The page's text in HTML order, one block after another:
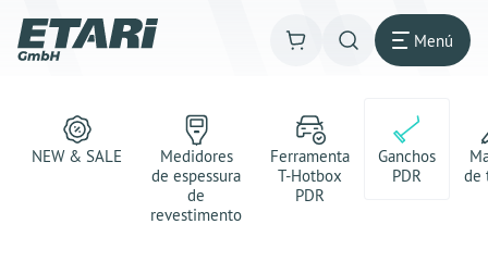
Menú
NEW & SALE
Medidores
de espessura
de
revestimento
Ferramenta
T-Hotbox
PDR
Ganchos
PDR
de